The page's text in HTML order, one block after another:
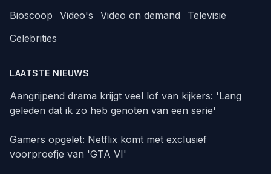
Bioscoop
Video's Video on demand
Televisie
Celebrities
LAATSTE NIEUWS
Aangrijpend drama krijgt veel lof van kijkers: 'Lang
geleden dat ik zo heb genoten van een serie'
Gamers opgelet: Netflix komt met exclusief
voorproefje van 'GTA VI'